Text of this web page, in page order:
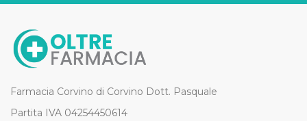
Farmacia Corvino di Corvino Dott. Pasquale
Partita IVA 04254450614